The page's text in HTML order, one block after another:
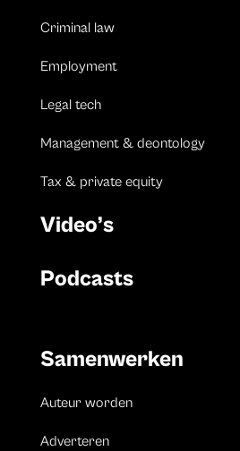
Criminal law
Employment
Legal tech
Management & deontology
Tax & private equity
Video’s
Podcasts
Samenwerken
Auteur worden
Adverteren